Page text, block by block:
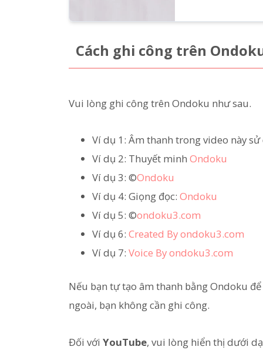
Cách ghi công trên
Vui lòng ghi công trên Ondoku như sau.
Ví dụ 1: Âm thanh trong video này
Ví dụ 2: Thuyết minh Ondoku
Ví dụ 3: ©Ondoku
Ví dụ 4: Giọng đọc: Ondoku
Ví dụ 5: ©ondoku3.com
Ví dụ 6: Created By ondoku3.com
Ví dụ 7: Voice By ondoku3.com
Nếu bạn tự tạo âm thanh bằng Ondoku
ngoài, bạn không cần ghi công.
Đối với YouTube, vui lòng hiển thị dưới